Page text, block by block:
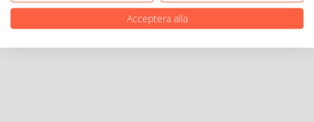
Acceptera alla